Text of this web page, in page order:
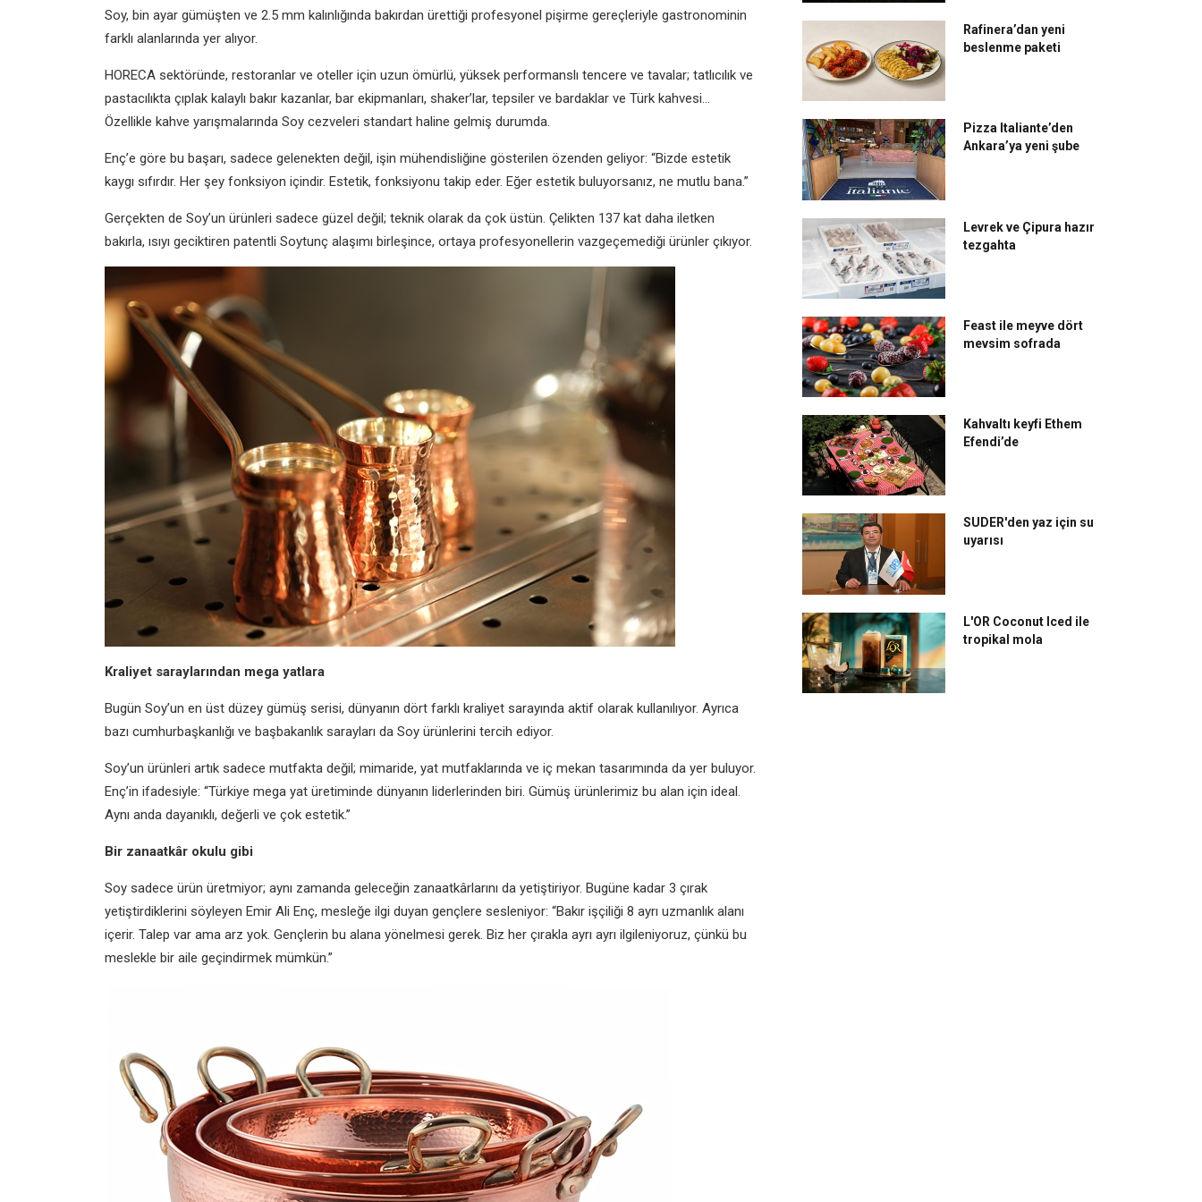
Soy, bin ayar gümüşten ve 2.5 mm kalınlığında bakırdan ürettiği profesyonel pişirme gereçleriyle gastronominin
farklı alanlarında yer alıyor.
HORECA sektöründe, restoranlar ve oteller için uzun ömürlü, yüksek performanslı tencere ve tavalar; tatlıcılık ve
pastacılıkta çıplak kalaylı bakır kazanlar, bar ekipmanları, shaker’lar, tepsiler ve bardaklar ve Türk kahvesi...
Özellikle kahve yarışmalarında Soy cezveleri standart haline gelmiş durumda.
Enç’e göre bu başarı, sadece gelenekten değil, işin mühendisliğine gösterilen özenden geliyor: “Bizde estetik
kaygı sıfırdır. Her şey fonksiyon içindir. Estetik, fonksiyonu takip eder. Eğer estetik buluyorsanız, ne mutlu bana.”
Gerçekten de Soy’un ürünleri sadece güzel değil; teknik olarak da çok üstün. Çelikten 137 kat daha iletken
bakırla, ısıyı geciktiren patentli Soytunç alaşımı birleşince, ortaya profesyonellerin vazgeçemediği ürünler çıkıyor.
Kraliyet saraylarından mega yatlara
Bugün Soy’un en üst düzey gümüş serisi, dünyanın dört farklı kraliyet sarayında aktif olarak kullanılıyor. Ayrıca
bazı cumhurbaşkanlığı ve başbakanlık sarayları da Soy ürünlerini tercih ediyor.
Soy’un ürünleri artık sadece mutfakta değil; mimaride, yat mutfaklarında ve iç mekan tasarımında da yer buluyor.
Enç’in ifadesiyle: “Türkiye mega yat üretiminde dünyanın liderlerinden biri. Gümüş ürünlerimiz bu alan için ideal.
Aynı anda dayanıklı, değerli ve çok estetik.”
Bir zanaatkâr okulu gibi
Soy sadece ürün üretmiyor; aynı zamanda geleceğin zanaatkârlarını da yetiştiriyor. Bugüne kadar 3 çırak
yetiştirdiklerini söyleyen Emir Ali Enç, mesleğe ilgi duyan gençlere sesleniyor: “Bakır işçiliği 8 ayrı uzmanlık alanı
içerir. Talep var ama arz yok. Gençlerin bu alana yönelmesi gerek. Biz her çırakla ayrı ayrı ilgileniyoruz, çünkü bu
meslekle bir aile geçindirmek mümkün.”
Rafinera’dan yeni
beslenme paketi
Pizza Italiante’den
Ankara’ya yeni şube
Levrek ve Çipura hazır
tezgahta
Feast ile meyve dört
mevsim sofrada
Kahvaltı keyfi Ethem
Efendi’de
SUDER'den yaz için su
uyarısı
L'OR Coconut Iced ile
tropikal mola